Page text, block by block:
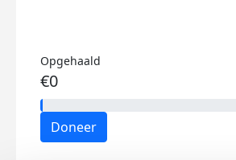
Opgehaald
€0
Doneer